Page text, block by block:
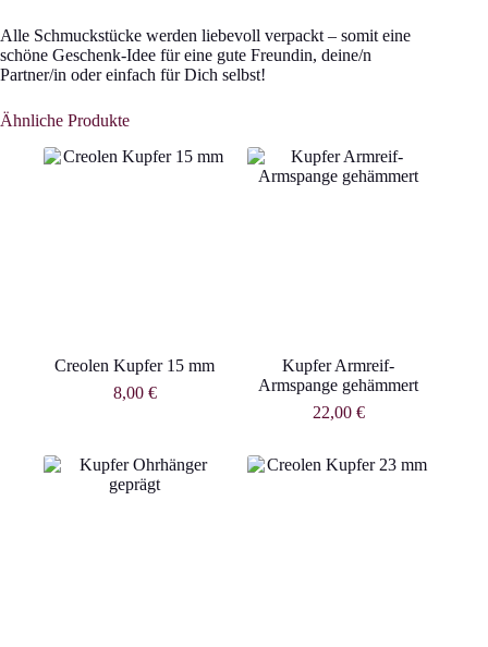
Alle Schmuckstücke werden liebevoll verpackt – somit eine
schöne Geschenk-Idee für eine gute Freundin, deine/n
Partner/in oder einfach für Dich selbst!
Ähnliche Produkte
Creolen Kupfer 15 mm
8,00 €
Kupfer Armreif-
Armspange gehämmert
22,00 €